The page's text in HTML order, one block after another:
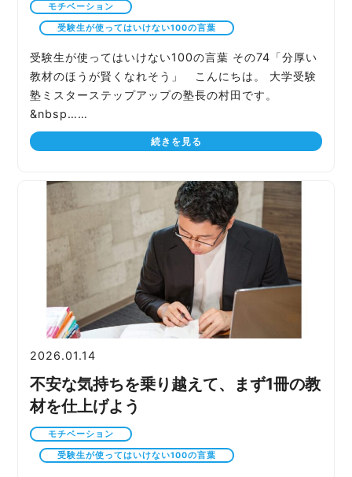
モチベーション
受験生が使ってはいけない100の言葉
受験生が使ってはいけない100の言葉 その74「分厚い
教材のほうが賢くなれそう」 こんにちは。 大学受験
塾ミスターステップアップの塾長の村田です。
&nbsp……
続きを見る
2026.01.14
不安な気持ちを乗り越えて、まず1冊の教
材を仕上げよう
モチベーション
受験生が使ってはいけない100の言葉